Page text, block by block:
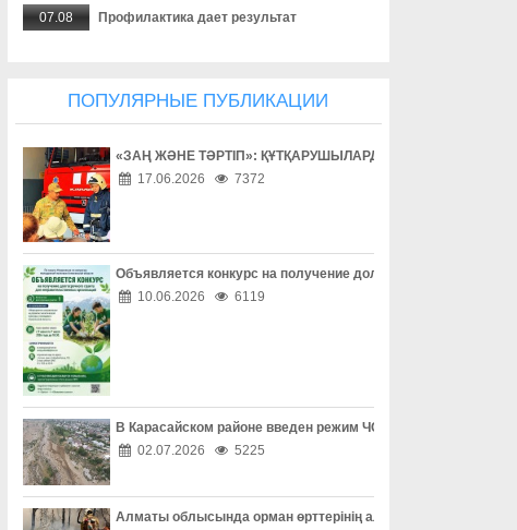
07.08 Профилактика дает результат
07.08 Урожайный сезон для местных аграриев
07.08 Акция добра и помощи
07.08 Драйвер развития экономики
07.08 Цифровая медицина становится ближе
07.08 Защита детей требует совместных действий
07.08 Свыше 1900 ИИ-фильмов из более чем 90 стран поступило на
07.08 У граждан высокие ожидания от выборов в Курултай – опрос
07.08 ОТБАСЫ – ОТАН ҚОРҒАУШЫНЫҢ БЕРІК ТІРЕГІ
ПОПУЛЯРНЫЕ ПУБЛИКАЦИИ
«ЗАҢ ЖӘНЕ ТӘРТІП»: ҚҰТҚАРУШЫЛАРДЫҢ ЕҢБЕГІМЕН
17.06.2026
7372
Объявляется конкурс на получение долгосрочного гранта
10.06.2026
6119
В Карасайском районе введен режим ЧС местного масштаба
02.07.2026
5225
Алматы облысында орман өрттерінің алдын алу жұмыстары